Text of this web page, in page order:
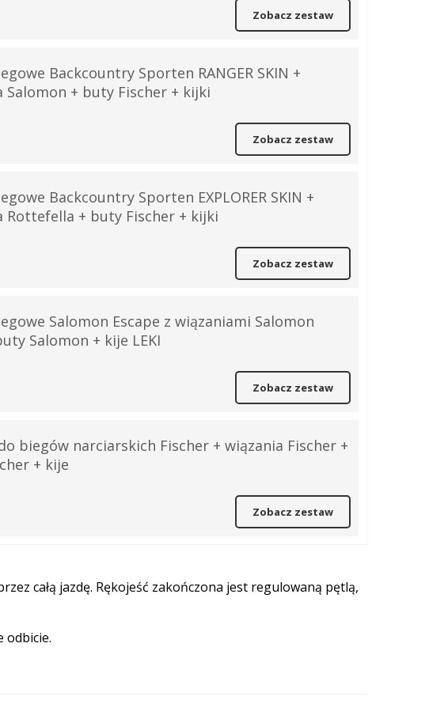
Zobacz zestaw
Backcountry Sporten RANGER SKIN +
Salomon + buty Fischer + kijki
Zobacz zestaw
Backcountry Sporten EXPLORER SKIN +
Rottefella + buty Fischer + kijki
Zobacz zestaw
Salomon Escape z wiązaniami Salomon
Salomon + kije LEKI
Zobacz zestaw
biegów narciarskich Fischer + wiązania Fischer +
+ kije
Zobacz zestaw
całą jazdę. Rękojeść zakończona jest regulowaną pętlą,
odbicie.